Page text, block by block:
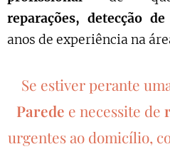
reparações, detecção
anos de experiência na
Se estiver perante
Parede e necessite de
urgentes ao domicílio,